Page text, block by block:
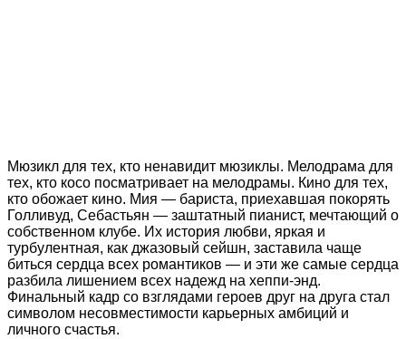
Мюзикл для тех, кто ненавидит мюзиклы. Мелодрама для
тех, кто косо посматривает на мелодрамы. Кино для тех,
кто обожает кино. Мия — бариста, приехавшая покорять
Голливуд, Себастьян — заштатный пианист, мечтающий о
собственном клубе. Их история любви, яркая и
турбулентная, как джазовый сейшн, заставила чаще
биться сердца всех романтиков — и эти же самые сердца
разбила лишением всех надежд на хеппи-энд.
Финальный кадр со взглядами героев друг на друга стал
символом несовместимости карьерных амбиций и
личного счастья.